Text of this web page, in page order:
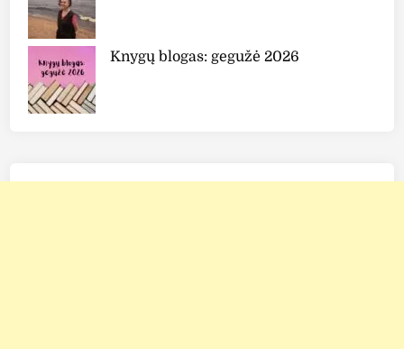
Knygų blogas: gegužė 2026